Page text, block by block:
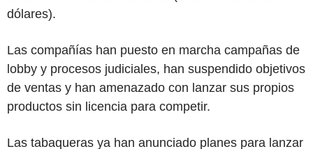
dólares).
Las compañías han puesto en marcha campañas de
lobby y procesos judiciales, han suspendido objetivos
de ventas y han amenazado con lanzar sus propios
productos sin licencia para competir.
Las tabaqueras ya han anunciado planes para lanzar